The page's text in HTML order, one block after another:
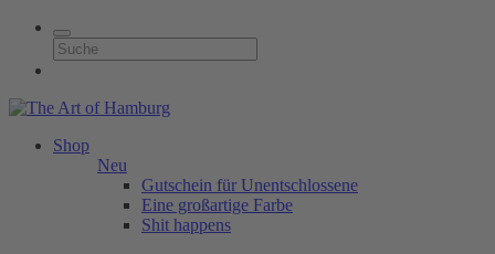
Shop
Neu
Gutschein für Unentschlossene
Eine großartige Farbe
Shit happens